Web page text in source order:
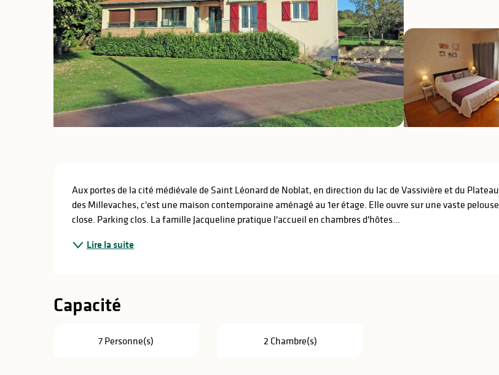
Description
Aux portes de la cité médiévale de Saint Léonard de Noblat, en direction du lac de Vassivière et du Plateau
des Millevaches, c'est une maison contemporaine aménagé au 1er étage. Elle ouvre sur une vaste pelouse
close. Parking clos. La famille Jacqueline pratique l'accueil en chambres d'hôtes...
Lire la suite
Capacité
7 Personne(s) 2 Chambre(s)